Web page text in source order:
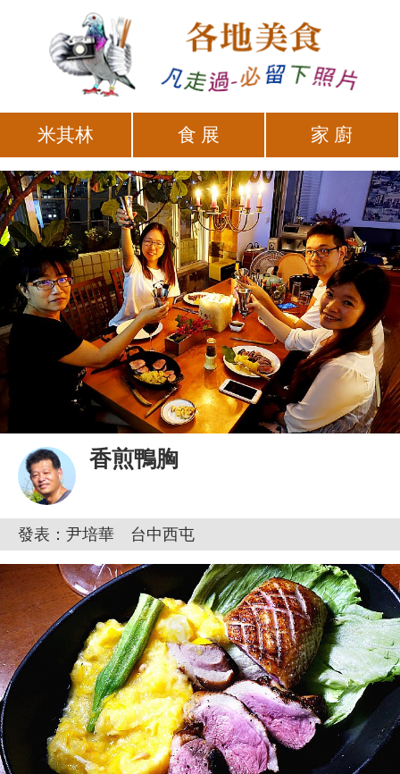
米其林 食 展 家 廚
香煎鴨胸
發表：尹培華 台中西屯